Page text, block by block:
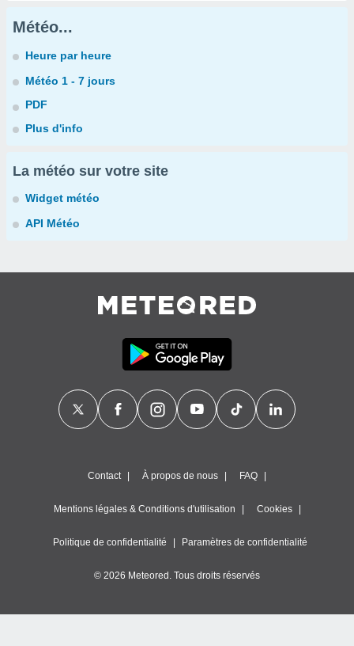
Météo...
Heure par heure
Météo 1 - 7 jours
PDF
Plus d'info
La météo sur votre site
Widget météo
API Météo
Contact À propos de nous FAQ
Mentions légales & Conditions d'utilisation Cookies
Politique de confidentialité Paramètres de confidentialité
© 2026 Meteored. Tous droits réservés